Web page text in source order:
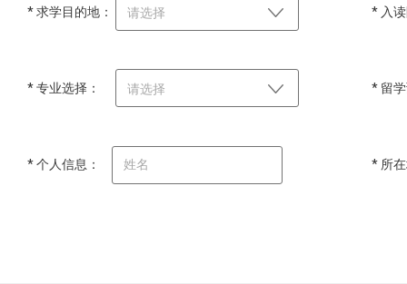
* 求学目的地： 请选择 * 入
* 专业选择： 请选择 * 留
* 个人信息： * 所